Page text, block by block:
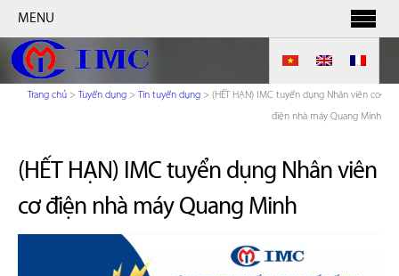
MENU
Trang chủ > Tuyển dụng > Tin tuyển dụng > (HẾT HẠN) IMC tuyển dụng Nhân viên cơ
điện nhà máy Quang Minh
(HẾT HẠN) IMC tuyển dụng Nhân viên
cơ điện nhà máy Quang Minh